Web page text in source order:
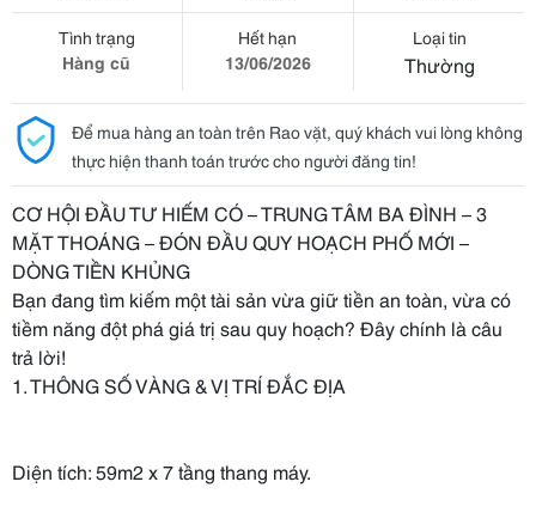
Tình trạng
Hàng cũ
Hết hạn
13/06/2026
Loại tin
Thường
Để mua hàng an toàn trên Rao vặt, quý khách vui lòng không
thực hiện thanh toán trước cho người đăng tin!
CƠ HỘI ĐẦU TƯ HIẾM CÓ – TRUNG TÂM BA ĐÌNH – 3
MẶT THOÁNG – ĐÓN ĐẦU QUY HOẠCH PHỐ MỚI –
DÒNG TIỀN KHỦNG
Bạn đang tìm kiếm một tài sản vừa giữ tiền an toàn, vừa có
tiềm năng đột phá giá trị sau quy hoạch? Đây chính là câu
trả lời!
1. THÔNG SỐ VÀNG & VỊ TRÍ ĐẮC ĐỊA
Diện tích: 59m2 x 7 tầng thang máy.